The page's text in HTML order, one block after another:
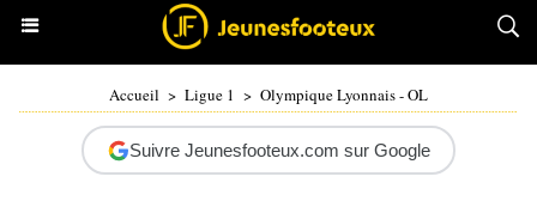
Accueil > Ligue 1 > Olympique Lyonnais - OL
Suivre Jeunesfooteux.com sur Google